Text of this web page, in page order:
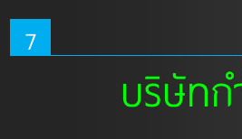
7
บริษัทก